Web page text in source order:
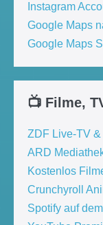
Instagram
Google Maps
Google Maps
📺 Filme,
ZDF Live-TV
ARD
Kostenlos
Crunchyroll
Spotify auf